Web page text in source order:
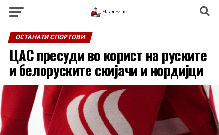
ОСТАНАТИ СПОРТОВИ
ЦАС пресуди во корист на руските
и белоруските скијачи и нордијци